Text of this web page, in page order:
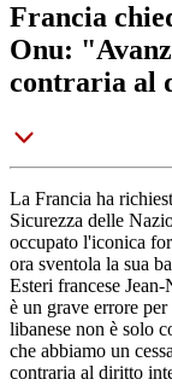
Francia
Onu:
contraria al
La Francia ha
Sicurezza delle
occupato l'iconica
ora sventola la sua
Esteri francese
è un grave errore
libanese non è solo
che abbiamo un
contraria al diritto